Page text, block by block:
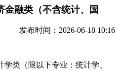
金融类（不含统计、国
发布时间：2026-06-18 10:16
类（限以下专业：统计学、